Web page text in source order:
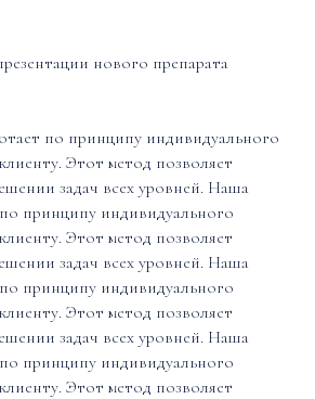
нового препарата
по принципу индивидуального
Этот метод позволяет
задач всех уровней. Наша
принципу индивидуального
Этот метод позволяет
задач всех уровней. Наша
принципу индивидуального
Этот метод позволяет
задач всех уровней. Наша
принципу индивидуального
Этот метод позволяет